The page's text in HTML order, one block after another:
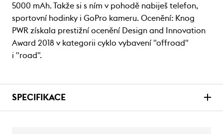
5000 mAh. Takže si s ním v pohodě nabiješ telefon,
sportovní hodinky i GoPro kameru. Ocenění: Knog
PWR získala prestižní ocenění Design and Innovation
Award 2018 v kategorii cyklo vybavení "offroad"
i "road".
SPECIFIKACE